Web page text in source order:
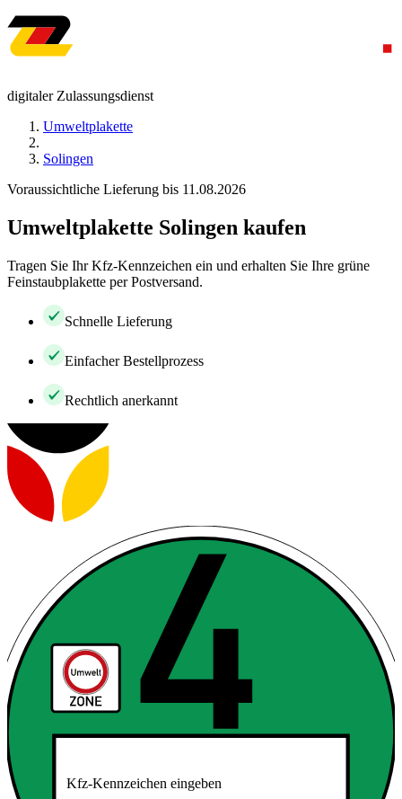
digitaler Zulassungsdienst
Umweltplakette
Solingen
Voraussichtliche Lieferung bis 11.08.2026
Umweltplakette Solingen kaufen
Tragen Sie Ihr Kfz-Kennzeichen ein und erhalten Sie Ihre grüne
Feinstaubplakette per Postversand.
Schnelle Lieferung
Einfacher Bestellprozess
Rechtlich anerkannt
Kfz-Kennzeichen eingeben